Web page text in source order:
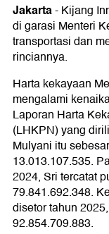
Jakarta-Kijang
di garasi Menteri
transportasi dan
rinciannya.
Harta kekayaan
mengalami
Laporan Harta
(LHKPN) yang
Mulyani itu
13.013.107.535.
2024, Sri tercatat
79.841.692.348.
disetor tahun
92.854.709.883.